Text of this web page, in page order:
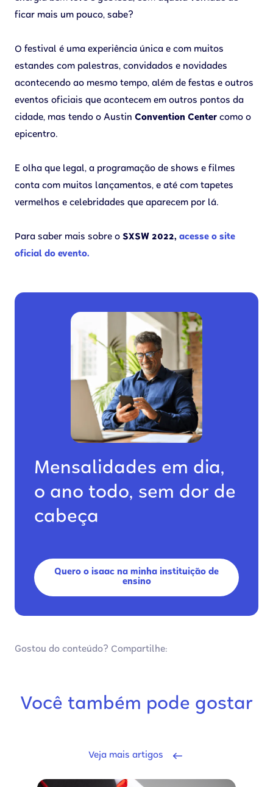
ficar mais um pouco, sabe?
O festival é uma experiência única e com muitos
estandes com palestras, convidados e novidades
acontecendo ao mesmo tempo, além de festas e outros
eventos oficiais que acontecem em outros pontos da
cidade, mas tendo o Austin Convention Center como o
epicentro.
E olha que legal, a programação de shows e filmes
conta com muitos lançamentos, e até com tapetes
vermelhos e celebridades que aparecem por lá.
Para saber mais sobre o SXSW 2022, acesse o site
oficial do evento.
Mensalidades em dia,
o ano todo, sem dor de
cabeça
Quero o isaac na minha instituição de
ensino
Gostou do conteúdo? Compartilhe:
Você também pode gostar
Veja mais artigos